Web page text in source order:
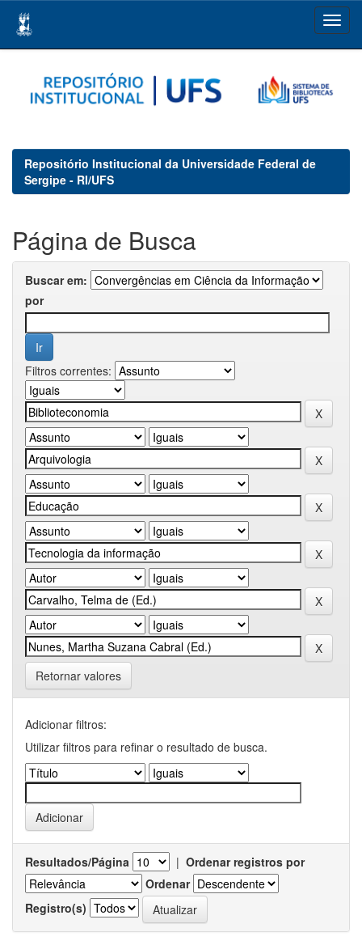
navigation
Repositório Institucional da Universidade Federal de
Sergipe - RI/UFS
Página de Busca
Buscar em:
por
Filtros correntes:
Retornar valores
Adicionar filtros:
Utilizar filtros para refinar o resultado de busca.
Resultados/Página | Ordenar registros por
Ordenar
Registro(s)